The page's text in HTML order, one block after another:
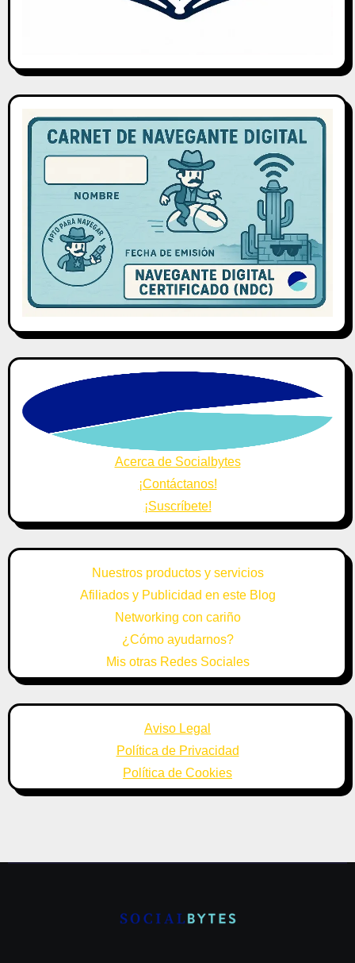
Acerca de Socialbytes
¡Contáctanos!
¡Suscríbete!
Nuestros productos y servicios
Afiliados y Publicidad en este Blog
Networking con cariño
¿Cómo ayudarnos?
Mis otras Redes Sociales
Aviso Legal
Política de Privacidad
Política de Cookies